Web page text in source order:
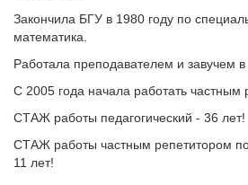
Закончила БГУ в 1980 году по
математика.
Работала преподавателем и завучем в
С 2005 года начала работать частным
СТАЖ работы педагогический - 36 лет!
СТАЖ работы частным репетитором
11 лет!